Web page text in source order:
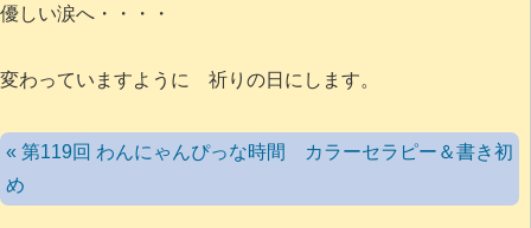
優しい涙へ・・・・
変わっていますように 祈りの日にします。
« 第119回 わんにゃんぴっな時間 カラーセラピー＆書き初
め